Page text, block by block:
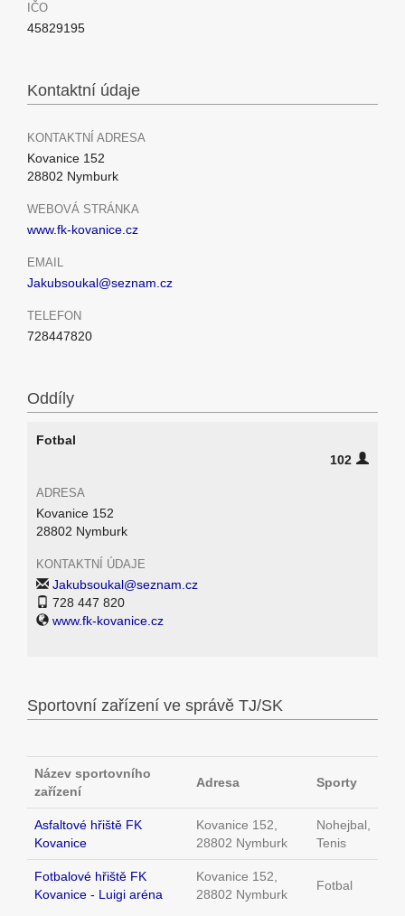
IČO
45829195
Kontaktní údaje
KONTAKTNÍ ADRESA
Kovanice 152
28802 Nymburk
WEBOVÁ STRÁNKA
www.fk-kovanice.cz
EMAIL
Jakubsoukal@seznam.cz
TELEFON
728447820
Oddíly
Fotbal
102
ADRESA
Kovanice 152
28802 Nymburk
KONTAKTNÍ ÚDAJE
Jakubsoukal@seznam.cz
728 447 820
www.fk-kovanice.cz
Sportovní zařízení ve správě TJ/SK
Název sportovního
zařízení
Adresa Sporty
Asfaltové hřiště FK
Kovanice
Kovanice 152,
28802 Nymburk
Nohejbal,
Tenis
Fotbalové hřiště FK
Kovanice - Luigi aréna
Kovanice 152,
28802 Nymburk
Fotbal